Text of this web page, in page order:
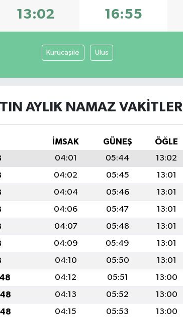
13:02 16:55
Kurucaşile Ulus
AYLIK NAMAZ VAKITLERI
İMSAK GÜNEŞ ÖĞLE
04:01 05:44 13:02
04:02 05:45 13:01
04:04 05:46 13:01
04:06 05:47 13:01
04:07 05:48 13:01
04:09 05:49 13:01
04:10 05:50 13:01
04:12 05:51 13:00
04:13 05:52 13:00
04:15 05:53 13:00